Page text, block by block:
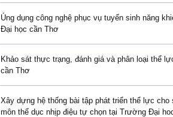
Úng dụng công nghệ phục vụ tuyển sinh năng
Đại học cần Thơ
Khảo sát thực trạng, đánh giá và phân loại thể
cần Thơ
Xây dựng hệ thống bài tập phát triển thể lực cho
môn thể dục nhịp điệu tự chọn tại Trường Đại